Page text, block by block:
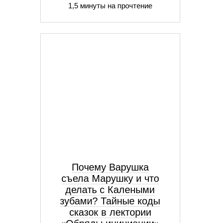
1,5 минуты на прочтение
Почему Варушка
съела Марушку и что
делать с Калеными
зубами? Тайные коды
сказок в лектории